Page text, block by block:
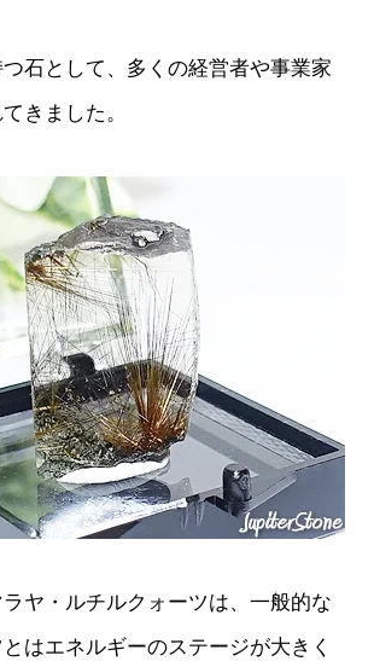
石として、多くの経営者や事業家
きました。
ヤ・ルチルクォーツは、一般的な
はエネルギーのステージが大きく